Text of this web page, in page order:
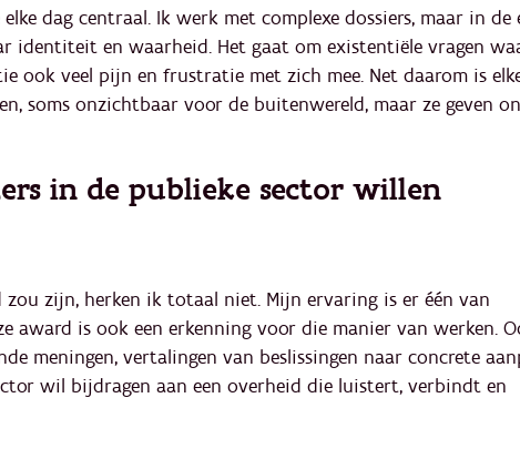
dag centraal. Ik werk met complexe dossiers, maar in de
identiteit en waarheid. Het gaat om existentiële vragen
ook veel pijn en frustratie met zich mee. Net daarom is
soms onzichtbaar voor de buitenwereld, maar ze geven
in de publieke sector willen
zijn, herken ik totaal niet. Mijn ervaring is er één van
award is ook een erkenning voor die manier van werken.
meningen, vertalingen van beslissingen naar concrete
wil bijdragen aan een overheid die luistert, verbindt en